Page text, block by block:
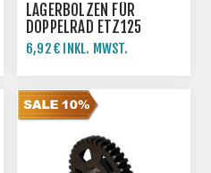
LAGERBOLZEN FÜR
DOPPELRAD ETZ125
ETZ150
6,92 € INKL. MWST.